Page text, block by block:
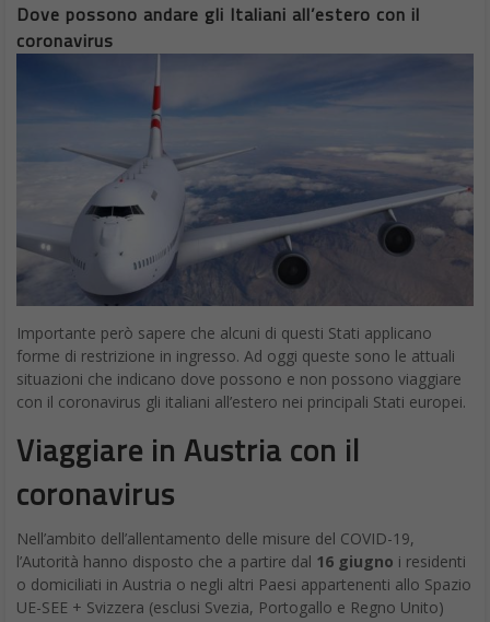
Dove possono andare gli Italiani all’estero con il
coronavirus
Importante però sapere che alcuni di questi Stati applicano
forme di restrizione in ingresso. Ad oggi queste sono le attuali
situazioni che indicano dove possono e non possono viaggiare
con il coronavirus gli italiani all’estero nei principali Stati europei.
Viaggiare in Austria con il
coronavirus
Nell’ambito dell’allentamento delle misure del COVID-19,
l’Autorità hanno disposto che a partire dal 16 giugno i residenti
o domiciliati in Austria o negli altri Paesi appartenenti allo Spazio
UE-SEE + Svizzera (esclusi Svezia, Portogallo e Regno Unito)